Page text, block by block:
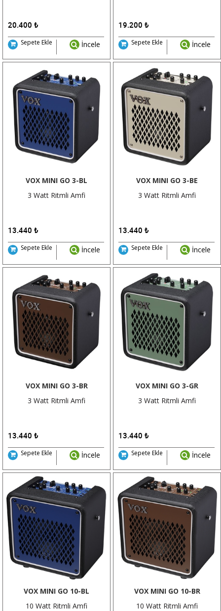
20.400 ₺
Sepete Ekle İncele
19.200 ₺
Sepete Ekle İncele
VOX MINI GO 3-BL
3 Watt Ritmli Amfi
13.440 ₺
Sepete Ekle İncele
VOX MINI GO 3-BE
3 Watt Ritmli Amfi
13.440 ₺
Sepete Ekle İncele
VOX MINI GO 3-BR
3 Watt Ritmli Amfi
13.440 ₺
Sepete Ekle İncele
VOX MINI GO 3-GR
3 Watt Ritmli Amfi
13.440 ₺
Sepete Ekle İncele
VOX MINI GO 10-BL
10 Watt Ritmli Amfi
VOX MINI GO 10-BR
10 Watt Ritmli Amfi